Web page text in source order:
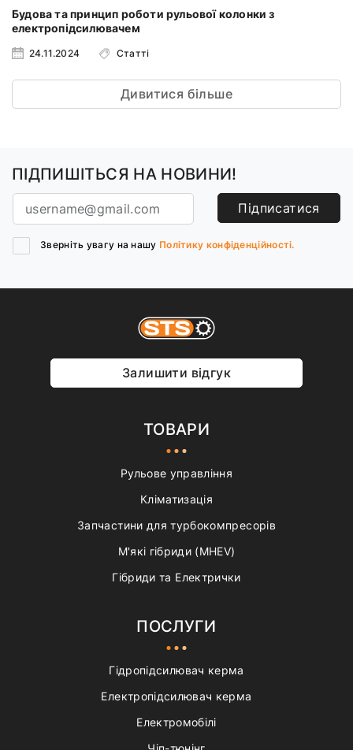
Будова та принцип роботи рульової колонки з
електропідсилювачем
24.11.2024 Статті
Дивитися більше
ПІДПИШІТЬСЯ НА НОВИНИ!
Підписатися
Зверніть увагу на нашу Політику конфіденційності.
Залишити відгук
ТОВАРИ
Рульове управління
Кліматизація
Запчастини для турбокомпресорів
М'які гібриди (MHEV)
Гібриди та Електрички
ПОСЛУГИ
Гідропідсилювач керма
Електропідсилювач керма
Електромобілі